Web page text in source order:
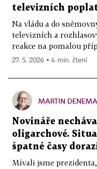
televizních
Na vládu a do
televizních a
reakce na pomalou
27. 5. 2026 ▪ 4 min. čtení
MARTIN
Novináře
oligarchové.
špatné časy
Mívali jsme